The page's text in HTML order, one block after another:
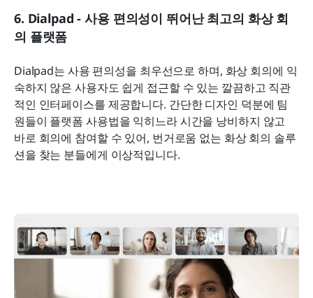
6. Dialpad - 사용 편의성이 뛰어난 최고의 화상 회
의 플랫폼
Dialpad는 사용 편의성을 최우선으로 하며, 화상 회의에 익
숙하지 않은 사용자도 쉽게 접근할 수 있는 깔끔하고 직관
적인 인터페이스를 제공합니다. 간단한 디자인 덕분에 팀
원들이 플랫폼 사용법을 익히느라 시간을 낭비하지 않고
바로 회의에 참여할 수 있어, 번거로움 없는 화상 회의 솔루
션을 찾는 분들에게 이상적입니다.